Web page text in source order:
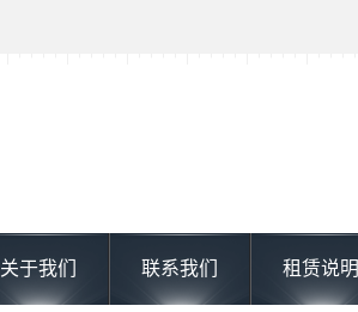
关于我们 联系我们 租赁说明